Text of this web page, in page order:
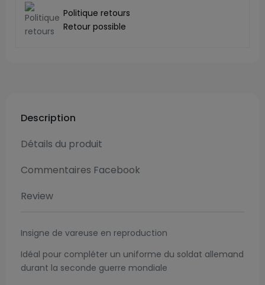
Politique retours
Retour possible
Description
Détails du produit
Commentaires Facebook
Review
Insigne de vareuse en reproduction
Idéal pour compléter un uniforme du soldat allemand
durant la seconde guerre mondiale